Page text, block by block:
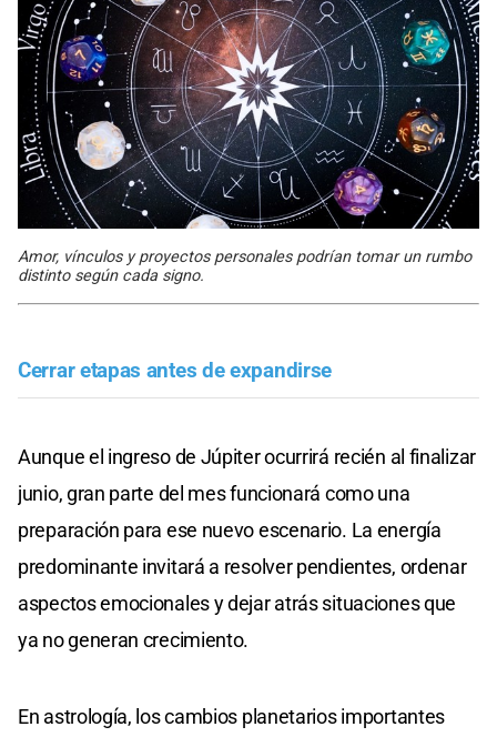
Amor, vínculos y proyectos personales podrían tomar un rumbo
distinto según cada signo.
Cerrar etapas antes de expandirse
Aunque el ingreso de Júpiter ocurrirá recién al finalizar
junio, gran parte del mes funcionará como una
preparación para ese nuevo escenario. La energía
predominante invitará a resolver pendientes, ordenar
aspectos emocionales y dejar atrás situaciones que
ya no generan crecimiento.
En astrología, los cambios planetarios importantes